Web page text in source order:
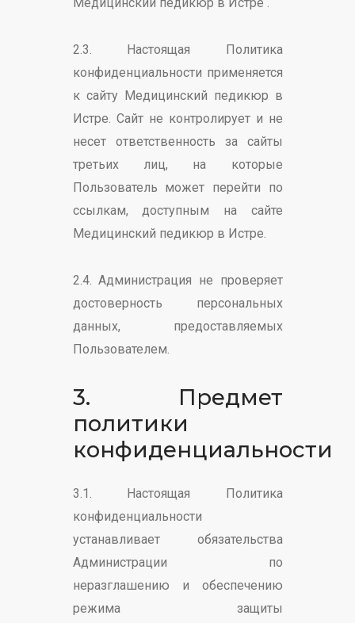
2.3. Настоящая Политика
конфиденциальности применяется
к сайту Медицинский педикюр в
Истре. Сайт не контролирует и не
несет ответственность за сайты
третьих лиц, на которые
Пользователь может перейти по
ссылкам, доступным на сайте
Медицинский педикюр в Истре.
2.4. Администрация не проверяет
достоверность персональных
данных, предоставляемых
Пользователем.
3. Предмет
политики
конфиденциальности
3.1. Настоящая Политика
конфиденциальности
устанавливает обязательства
Администрации по
неразглашению и обеспечению
режима защиты